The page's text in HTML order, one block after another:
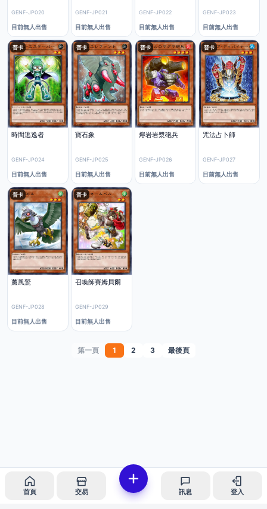
GENF-JP020
目前無人出售
GENF-JP021
目前無人出售
GENF-JP022
目前無人出售
GENF-JP023
目前無人出售
普卡
時間逃逸者
GENF-JP024
目前無人出售
普卡
寶石象
GENF-JP025
目前無人出售
普卡
熔岩岩漿砲兵
GENF-JP026
目前無人出售
普卡
咒法占卜師
GENF-JP027
目前無人出售
普卡
薰風鷲
GENF-JP028
目前無人出售
普卡
召喚師賽姆貝爾
GENF-JP029
目前無人出售
第一頁 1 2 3 最後頁
首頁 交易 訊息 登入